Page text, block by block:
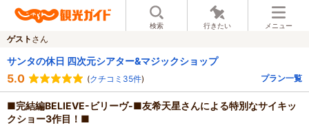
検索 行きたい メニュー
ゲスト さん
サンタの休日 四次元シアター&マジックショップ
5.0 (クチコミ35件) プラン一覧
■完結編BELIEVE-ビリーヴ-■友希天星さんによる特別なサイキッ
クショー3作目！■